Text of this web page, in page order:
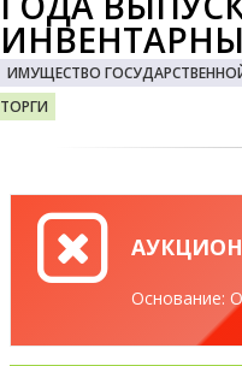
ИМУЩЕСТВО
ТОРГИ
АУКЦИОН
Основание: